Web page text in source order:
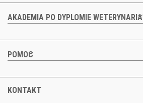
AKADEMIA PO DYPLOMIE WETERYNARIA
POMOC
KONTAKT